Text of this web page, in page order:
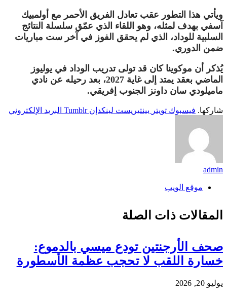
ويأتي هذا التطور عقب تعادل الفريق الأحمر مع أولمبيك
آسفي بهدف لمثله، وهو اللقاء الذي عمّق سلسلة النتائج
السلبية للوداد، الذي لم يحقق الفوز في آخر ست مباريات
ضمن الدوري.
يُذكر أن موكوينا كان قد تولى تدريب الوداد في يوليوز
الماضي بعقد يمتد إلى غاية 2027، بعد رحيله عن نادي
ماميلودي سان داونز الجنوب إفريقي.
شاركها. فيسبوك تويتر بينتيريست لينكدإن Tumblr البريد الإلكتروني
admin
موقع الويب
المقالات ذات الصلة
صحف الأرجنتين تودع ميسي بالدموع:
خسارة اللقب لا تحجب عظمة الأسطورة
يوليو 20, 2026